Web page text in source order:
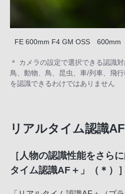
FE 600mm F4 GM OSS
＊ カメラの設定で選択できる認識
鳥、動物、鳥、昆虫、車/列車、飛
を認識できるわけではありません
リアルタイム認識
［人物の認識性能をさら
タイム認識AF＋」（＊）］